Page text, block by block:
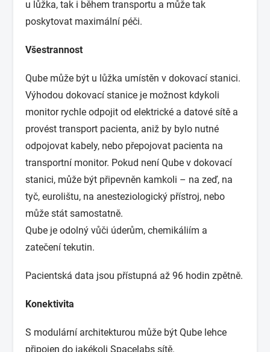
u lůžka, tak i během transportu a může tak
poskytovat maximální péči.
Všestrannost
Qube může být u lůžka umístěn v dokovací stanici.
Výhodou dokovací stanice je možnost kdykoli
monitor rychle odpojit od elektrické a datové sítě a
provést transport pacienta, aniž by bylo nutné
odpojovat kabely, nebo přepojovat pacienta na
transportní monitor. Pokud není Qube v dokovací
stanici, může být připevněn kamkoli – na zeď, na
tyč, eurolištu, na anesteziologický přístroj, nebo
může stát samostatně.
Qube je odolný vůči úderům, chemikáliím a
zatečení tekutin.
Pacientská data jsou přístupná až 96 hodin zpětně.
Konektivita
S modulární architekturou může být Qube lehce
připojen do jakékoli Spacelabs sítě.